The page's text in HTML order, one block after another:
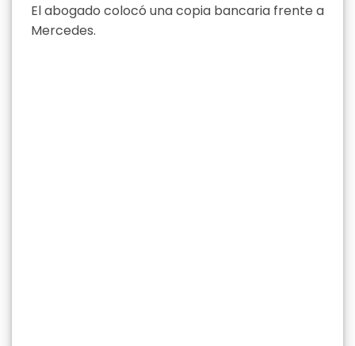
El abogado colocó una copia bancaria frente a
Mercedes.